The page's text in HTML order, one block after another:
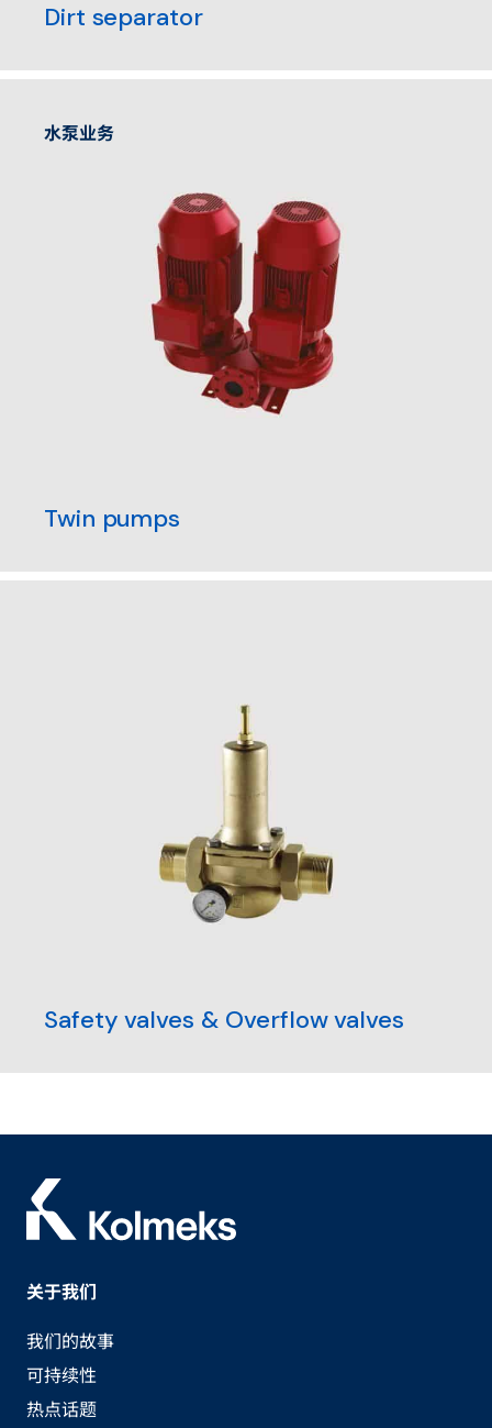
Dirt separator
水泵业务
Twin pumps
Safety valves & Overflow valves
关于我们
我们的故事
可持续性
热点话题